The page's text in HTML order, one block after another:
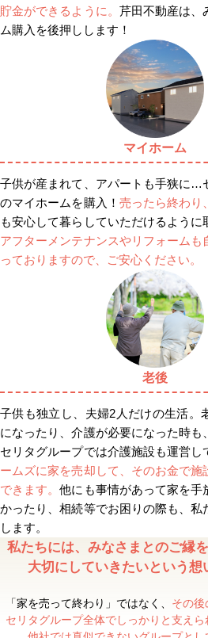
貯金ができるように。 芹田不動産は、
ム購入を後押しします！
マイホーム
子供が産まれて、アパートも手狭に…
のマイホームを購入！ 売ったら終わり
も安心して暮らしていただけるように
アフターメンテナンスやリフォームも
っておりますので、ご安心ください。
老後
子供も独立し、夫婦2人だけの生活。
になったり、介護が必要になった時も
セリタグループでは介護施設も運営し
ームズに家を売却して、そのお金で施
できます。他にも事情があって家を手
かったり、相続等でお困りの際も、私
します。
私たちには、みなさまとのご縁
大切にしていきたいという想
「家を売って終わり」ではなく、 その後
セリタグループ全体でしっかりと支えら